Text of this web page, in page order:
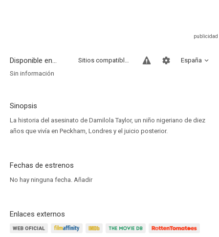
Disponible en... España
Sitios compatibles
Sin información
Sinopsis
La historia del asesinato de Damilola Taylor, un niño nigeriano de diez
años que vivía en Peckham, Londres y el juicio posterior.
Fechas de estrenos
No hay ninguna fecha. Añadir
Enlaces externos